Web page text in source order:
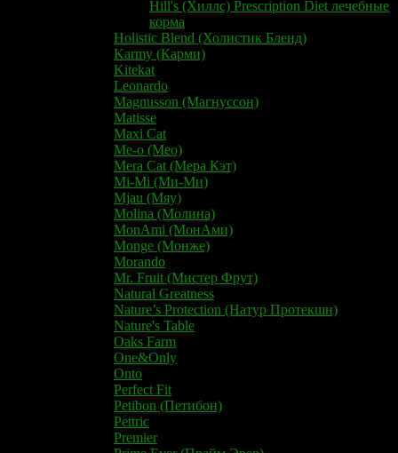
Hill's (Хиллс) Prescription Diet лечебные
корма
Holistic Blend (Холистик Бленд)
Karmy (Карми)
Kitekat
Leonardo
Magnusson (Магнуссон)
Matisse
Maxi Cat
Me-o (Мео)
Mera Cat (Мера Кэт)
Mi-Mi (Ми-Ми)
Mjau (Мяу)
Molina (Молина)
MonAmi (МонАми)
Monge (Монже)
Morando
Mr. Fruit (Мистер Фрут)
Natural Greatness
Nature’s Protection (Натур Протекшн)
Nature's Table
Oaks Farm
One&Only
Onto
Perfect Fit
Petibon (Петибон)
Pettric
Premier